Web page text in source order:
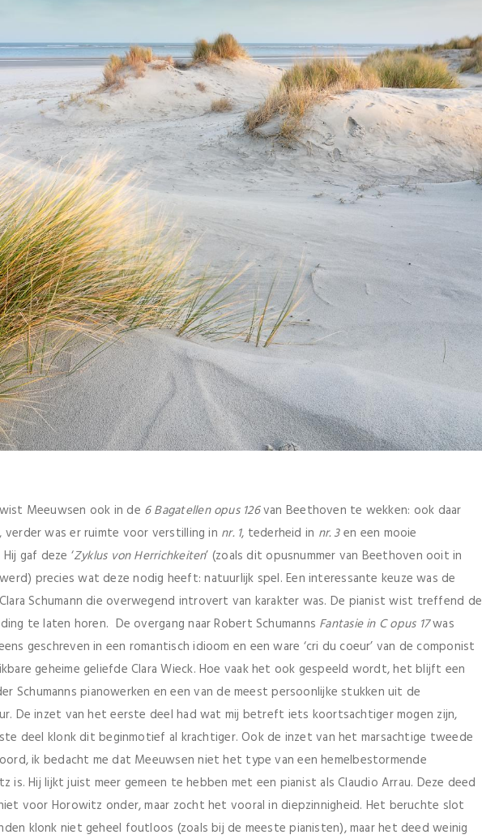
Meeuwsen ook in de 6 Bagatellen opus 126van Beethoven te wekken: ook daar
was er ruimte voor verstilling in nr. 1, tederheid in nr. 3en een mooie
Hij gaf deze ‘Zyklus von Herrichkeiten’ (zoals dit opusnummer van Beethoven ooit in
precies wat deze nodig heeft: natuurlijk spel. Een interessante keuze was de
Schumann die overwegend introvert van karakter was. De pianist wist treffend de
te laten horen. De overgang naar Robert Schumanns Fantasie in C opus 17was
geschreven in een romantisch idioom en een ware ‘cri du coeur’ van de componist
geheime geliefde Clara Wieck. Hoe vaak het ook gespeeld wordt, het blijft een
Schumanns pianowerken en een van de meest persoonlijke stukken uit de
De inzet van het eerste deel had wat mij betreft iets koortsachtiger mogen zijn,
deel klonk dit beginmotief al krachtiger. Ook de inzet van het marsachtige tweede
ik bedacht me dat Meeuwsen niet het type van een hemelbestormende
is. Hij lijkt juist meer gemeen te hebben met een pianist als Claudio Arrau. Deze deed
voor Horowitz onder, maar zocht het vooral in diepzinnigheid. Het beruchte slot
klonk niet geheel foutloos (zoals bij de meeste pianisten), maar het deed weinig